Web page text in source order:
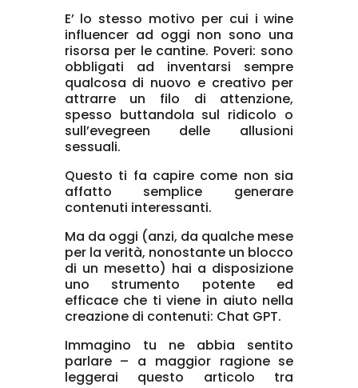
E’ lo stesso motivo per cui i wine
influencer ad oggi non sono una
risorsa per le cantine. Poveri: sono
obbligati ad inventarsi sempre
qualcosa di nuovo e creativo per
attrarre un filo di attenzione,
spesso buttandola sul ridicolo o
sull’evegreen delle allusioni
sessuali.
Questo ti fa capire come non sia
affatto semplice generare
contenuti interessanti.
Ma da oggi (anzi, da qualche mese
per la verità, nonostante un blocco
di un mesetto) hai a disposizione
uno strumento potente ed
efficace che ti viene in aiuto nella
creazione di contenuti: Chat GPT.
Immagino tu ne abbia sentito
parlare – a maggior ragione se
leggerai questo articolo tra